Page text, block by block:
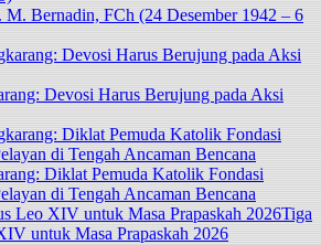
M. Bernadin, FCh (24 Desember 1942 – 6
Devosi Harus Berujung pada Aksi
Diklat Pemuda Katolik Fondasi
di Tengah Ancaman Bencana
Tiga
untuk Masa Prapaskah 2026